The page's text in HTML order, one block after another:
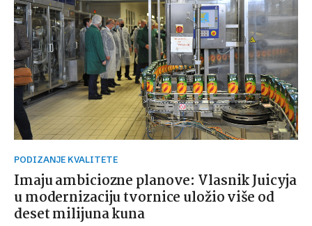
PODIZANJE KVALITETE
Imaju ambiciozne planove: Vlasnik Juicyja
u modernizaciju tvornice uložio više od
deset milijuna kuna